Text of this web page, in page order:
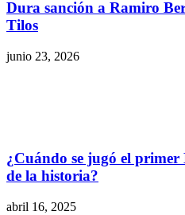
Dura sanción a Ramiro
Tilos
junio 23, 2026
¿Cuándo se jugó el
de la historia?
abril 16, 2025